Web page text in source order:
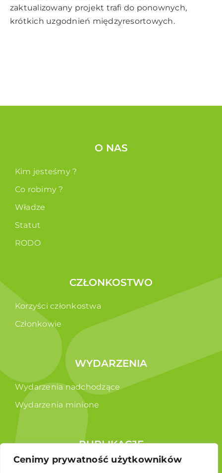
Cenimy prywatność użytkowników
zaktualizowany projekt trafi do ponownych,
krótkich uzgodnień międzyresortowych.
O NAS
Kim jesteśmy ?
Co robimy ?
Władze
Statut
RODO
CZŁONKOSTWO
Korzyści członkostwa
Członkowie
WYDARZENIA
Wydarzenia nadchodzące
Wydarzenia minione
PUBLIKACJE
Raporty